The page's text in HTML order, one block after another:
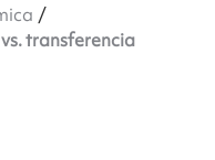
transferencia